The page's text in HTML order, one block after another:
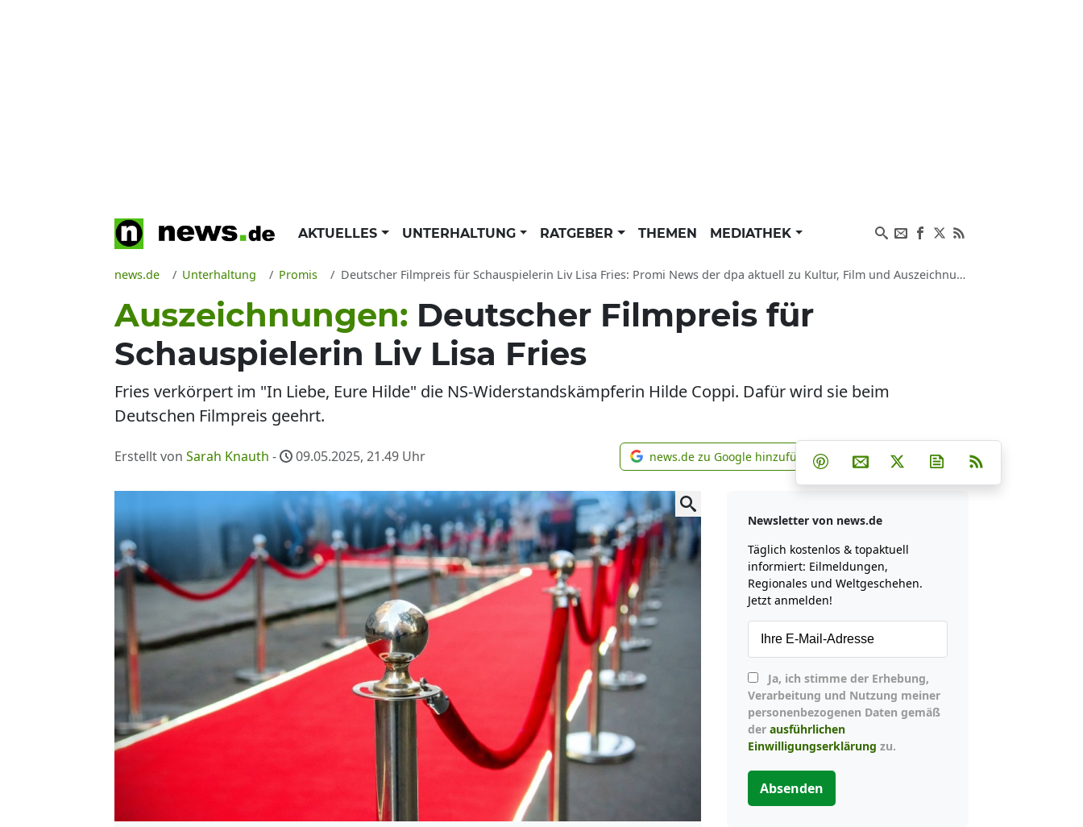
AKTUELLES UNTERHALTUNG RATGEBER THEMEN MEDIATHEK
news.de Unterhaltung Promis Deutscher Filmpreis für Schauspielerin Liv Lisa Fries: Promi News der dpa aktuell zu Kultur, Film und Auszeichnungen
Auszeichnungen: Deutscher Filmpreis für
Schauspielerin Liv Lisa Fries
Fries verkörpert im "In Liebe, Eure Hilde" die NS-Widerstandskämpferin Hilde Coppi. Dafür wird sie beim
Deutschen Filmpreis geehrt.
Erstellt von Sarah Knauth - 09.05.2025, 21.49 Uhr news.de zu Google hinzufügen
news.de zu Google hinzufügen Teilen auf Facebook
Teilen auf Whatsapp
Teilen auf Telegram
Teilen auf Pinterest
Per E-Mail teilen
Post auf XNewsletter
Newsletter von news.de
Täglich kostenlos & topaktuell
informiert: Eilmeldungen,
Regionales und Weltgeschehen.
Jetzt anmelden!
Verarbeitung und Nutzung meiner
personenbezogenen Daten gemäß
der ausführlichen
Einwilligungserklärung zu.
Absenden